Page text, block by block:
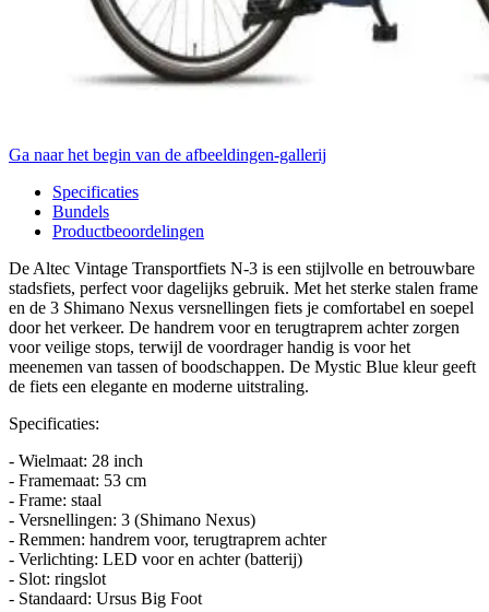
Ga naar het begin van de afbeeldingen-gallerij
Specificaties
Bundels
Productbeoordelingen
De Altec Vintage Transportfiets N-3 is een stijlvolle en betrouwbare
stadsfiets, perfect voor dagelijks gebruik. Met het sterke stalen frame
en de 3 Shimano Nexus versnellingen fiets je comfortabel en soepel
door het verkeer. De handrem voor en terugtraprem achter zorgen
voor veilige stops, terwijl de voordrager handig is voor het
meenemen van tassen of boodschappen. De Mystic Blue kleur geeft
de fiets een elegante en moderne uitstraling.
Specificaties:
- Wielmaat: 28 inch
- Framemaat: 53 cm
- Frame: staal
- Versnellingen: 3 (Shimano Nexus)
- Remmen: handrem voor, terugtraprem achter
- Verlichting: LED voor en achter (batterij)
- Slot: ringslot
- Standaard: Ursus Big Foot